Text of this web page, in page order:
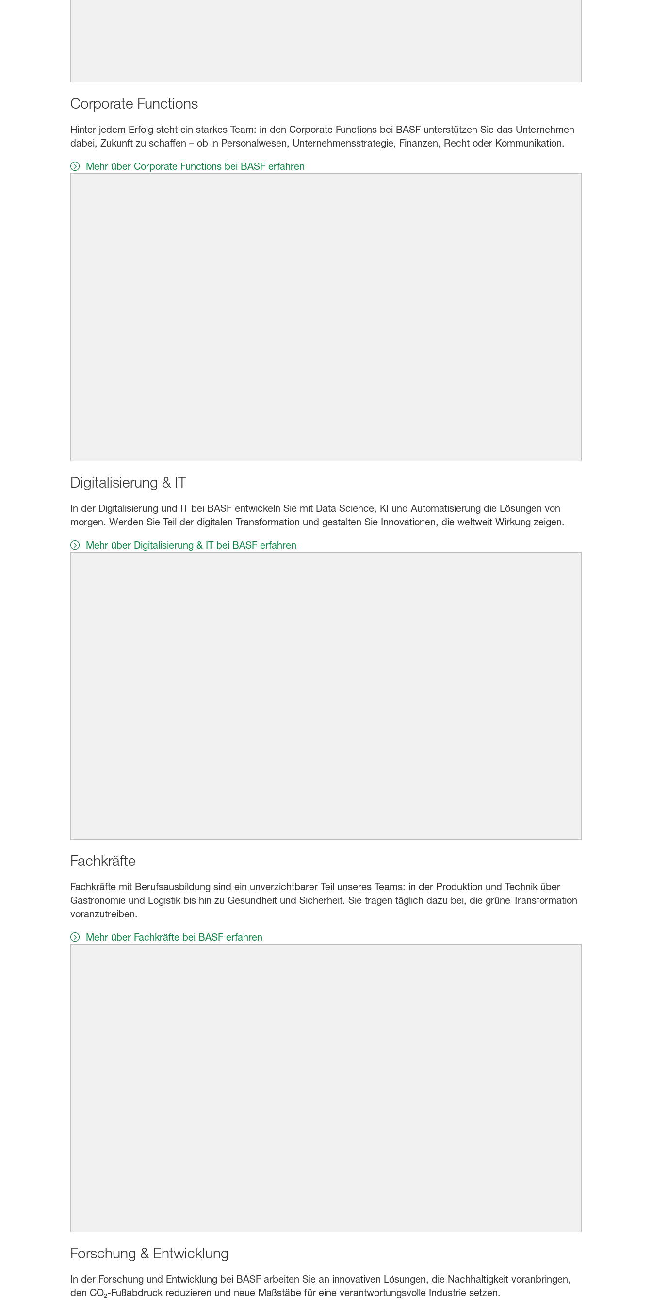
Corporate Functions
Hinter jedem Erfolg steht ein starkes Team: in den Corporate Functions bei BASF unterstützen Sie das Unternehmen
dabei, Zukunft zu schaffen – ob in Personalwesen, Unternehmensstrategie, Finanzen, Recht oder Kommunikation.
Mehr über Corporate Functions bei BASF erfahren
Digitalisierung & IT
In der Digitalisierung und IT bei BASF entwickeln Sie mit Data Science, KI und Automatisierung die Lösungen von
morgen. Werden Sie Teil der digitalen Transformation und gestalten Sie Innovationen, die weltweit Wirkung zeigen.
Mehr über Digitalisierung & IT bei BASF erfahren
Fachkräfte
Fachkräfte mit Berufsausbildung sind ein unverzichtbarer Teil unseres Teams: in der Produktion und Technik über
Gastronomie und Logistik bis hin zu Gesundheit und Sicherheit. Sie tragen täglich dazu bei, die grüne Transformation
voranzutreiben.
Mehr über Fachkräfte bei BASF erfahren
Forschung & Entwicklung
In der Forschung und Entwicklung bei BASF arbeiten Sie an innovativen Lösungen, die Nachhaltigkeit voranbringen,
den CO₂-Fußabdruck reduzieren und neue Maßstäbe für eine verantwortungsvolle Industrie setzen.